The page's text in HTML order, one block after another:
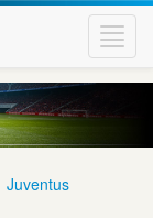
Juventus